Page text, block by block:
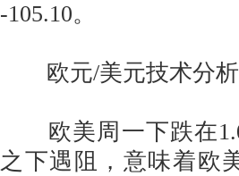
-105.10。
欧元/美元技术分析
欧美周一下跌在
之下遇阻，意味着欧